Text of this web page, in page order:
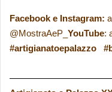
Facebook e Instagram:
@MostraAeP_ YouTube:
#artigianatoepalazzo